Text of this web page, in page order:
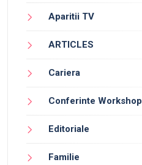
Aparitii TV
ARTICLES
Cariera
Conferinte Workshop
Editoriale
Familie